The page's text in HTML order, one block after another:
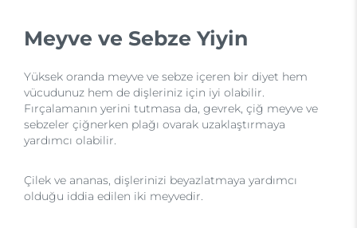
Meyve ve Sebze Yiyin
Yüksek oranda meyve ve sebze içeren bir diyet hem
vücudunuz hem de dişleriniz için iyi olabilir.
Fırçalamanın yerini tutmasa da, gevrek, çiğ meyve ve
sebzeler çiğnerken plağı ovarak uzaklaştırmaya
yardımcı olabilir.
Çilek ve ananas, dişlerinizi beyazlatmaya yardımcı
olduğu iddia edilen iki meyvedir.